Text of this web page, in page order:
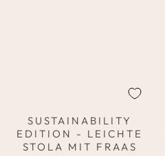
SUSTAINABILITY
EDITION - LEICHTE
STOLA MIT FRAAS